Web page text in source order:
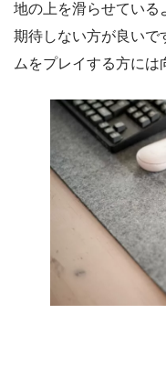
地の上を滑らせている
期待しない方が良いで
ムをプレイする方には